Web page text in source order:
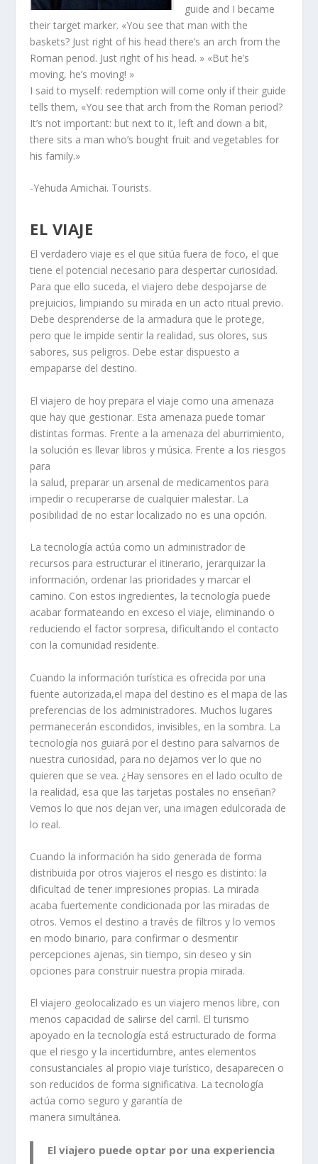
guide and I became
their target marker. «You see that man with the
baskets? Just right of his head there’s an arch from the
Roman period. Just right of his head. » «But he’s
moving, he’s moving! »
I said to myself: redemption will come only if their guide
tells them, «You see that arch from the Roman period?
It’s not important: but next to it, left and down a bit,
there sits a man who’s bought fruit and vegetables for
his family.»
-Yehuda Amichai. Tourists.
EL VIAJE
El verdadero viaje es el que sitúa fuera de foco, el que
tiene el potencial necesario para despertar curiosidad.
Para que ello suceda, el viajero debe despojarse de
prejuicios, limpiando su mirada en un acto ritual previo.
Debe desprenderse de la armadura que le protege,
pero que le impide sentir la realidad, sus olores, sus
sabores, sus peligros. Debe estar dispuesto a
empaparse del destino.
El viajero de hoy prepara el viaje como una amenaza
que hay que gestionar. Esta amenaza puede tomar
distintas formas. Frente a la amenaza del aburrimiento,
la solución es llevar libros y música. Frente a los riesgos
para
la salud, preparar un arsenal de medicamentos para
impedir o recuperarse de cualquier malestar. La
posibilidad de no estar localizado no es una opción.
La tecnología actúa como un administrador de
recursos para estructurar el itinerario, jerarquizar la
información, ordenar las prioridades y marcar el
camino. Con estos ingredientes, la tecnología puede
acabar formateando en exceso el viaje, eliminando o
reduciendo el factor sorpresa, dificultando el contacto
con la comunidad residente.
Cuando la información turística es ofrecida por una
fuente autorizada,el mapa del destino es el mapa de las
preferencias de los administradores. Muchos lugares
permanecerán escondidos, invisibles, en la sombra. La
tecnología nos guiará por el destino para salvarnos de
nuestra curiosidad, para no dejarnos ver lo que no
quieren que se vea. ¿Hay sensores en el lado oculto de
la realidad, esa que las tarjetas postales no enseñan?
Vemos lo que nos dejan ver, una imagen edulcorada de
lo real.
Cuando la información ha sido generada de forma
distribuida por otros viajeros el riesgo es distinto: la
dificultad de tener impresiones propias. La mirada
acaba fuertemente condicionada por las miradas de
otros. Vemos el destino a través de filtros y lo vemos
en modo binario, para confirmar o desmentir
percepciones ajenas, sin tiempo, sin deseo y sin
opciones para construir nuestra propia mirada.
El viajero geolocalizado es un viajero menos libre, con
menos capacidad de salirse del carril. El turismo
apoyado en la tecnología está estructurado de forma
que el riesgo y la incertidumbre, antes elementos
consustanciales al propio viaje turístico, desaparecen o
son reducidos de forma significativa. La tecnología
actúa como seguro y garantía de
manera simultánea.
El viajero puede optar por una experiencia